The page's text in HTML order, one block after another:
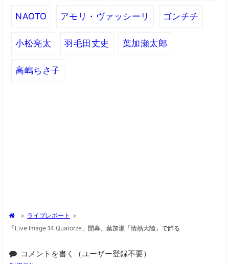
NAOTO アモリ・ヴァッシーリ ゴンチチ
小松亮太 羽毛田丈史 葉加瀬太郎
高嶋ちさ子
> ライブレポート >
「live Image 14 Quatorze」開幕、葉加瀬「情熱大陸」で飾る
コメントを書く（ユーザー登録不要）